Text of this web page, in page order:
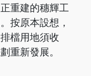
重建的穗輝工
按原本設想，
檔用地須收
重新發展。